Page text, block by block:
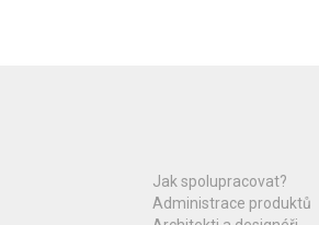
Jak spolupracovat?
Administrace produktů